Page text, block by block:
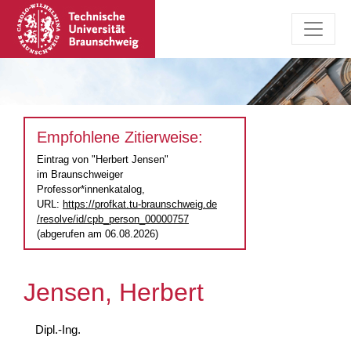
Empfohlene Zitierweise:
Eintrag von "Herbert Jensen"
im Braunschweiger
Professor*innenkatalog,
URL: https://profkat.tu-braunschweig.de
/resolve/id/cpb_person_00000757
(abgerufen am 06.08.2026)
Jensen, Herbert
Dipl.-Ing.